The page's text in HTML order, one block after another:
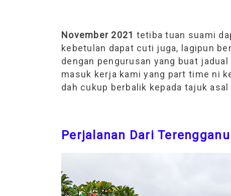
November 2021 tetiba tuan suami
kebetulan dapat cuti juga, lagipun
dengan pengurusan yang buat
masuk kerja kami yang part time ni
dah cukup berbalik kepada tajuk
Perjalanan Dari